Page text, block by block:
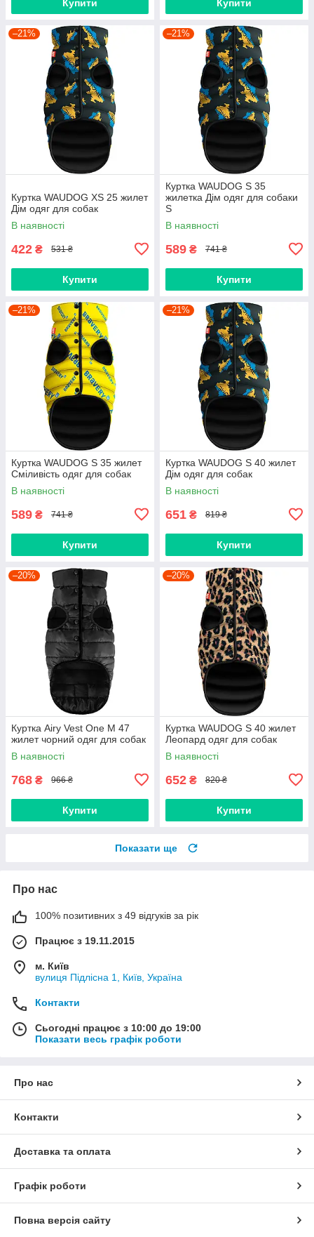
Купити Купити
–21%
Куртка WAUDOG XS 25 жилет
Дім одяг для собак
В наявності
422 ₴ 531 ₴
Купити
–21%
Куртка WAUDOG S 35
жилетка Дім одяг для собаки
S
В наявності
589 ₴ 741 ₴
Купити
–21%
Куртка WAUDOG S 35 жилет
Сміливість одяг для собак
В наявності
589 ₴ 741 ₴
Купити
–21%
Куртка WAUDOG S 40 жилет
Дім одяг для собак
В наявності
651 ₴ 819 ₴
Купити
–20%
Куртка Airy Vest One M 47
жилет чорний одяг для собак
В наявності
768 ₴ 966 ₴
Купити
–20%
Куртка WAUDOG S 40 жилет
Леопард одяг для собак
В наявності
652 ₴ 820 ₴
Купити
Показати ще
Про нас
100% позитивних з 49 відгуків за рік
Працює з 19.11.2015
м. Київ
вулиця Підлісна 1, Київ, Україна
Контакти
Сьогодні працює з 10:00 до 19:00
Показати весь графік роботи
Про нас
Контакти
Доставка та оплата
Графік роботи
Повна версія сайту